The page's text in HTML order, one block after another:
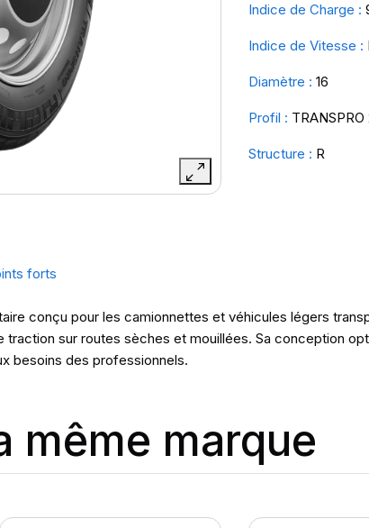
Indice de Charge :
Indice de Vitesse :
Diamètre : 16
Profil : TRANSPRO
Structure : R
forts
conçu pour les camionnettes et véhicules légers
sur routes sèches et mouillées. Sa conception
besoins des professionnels.
même marque